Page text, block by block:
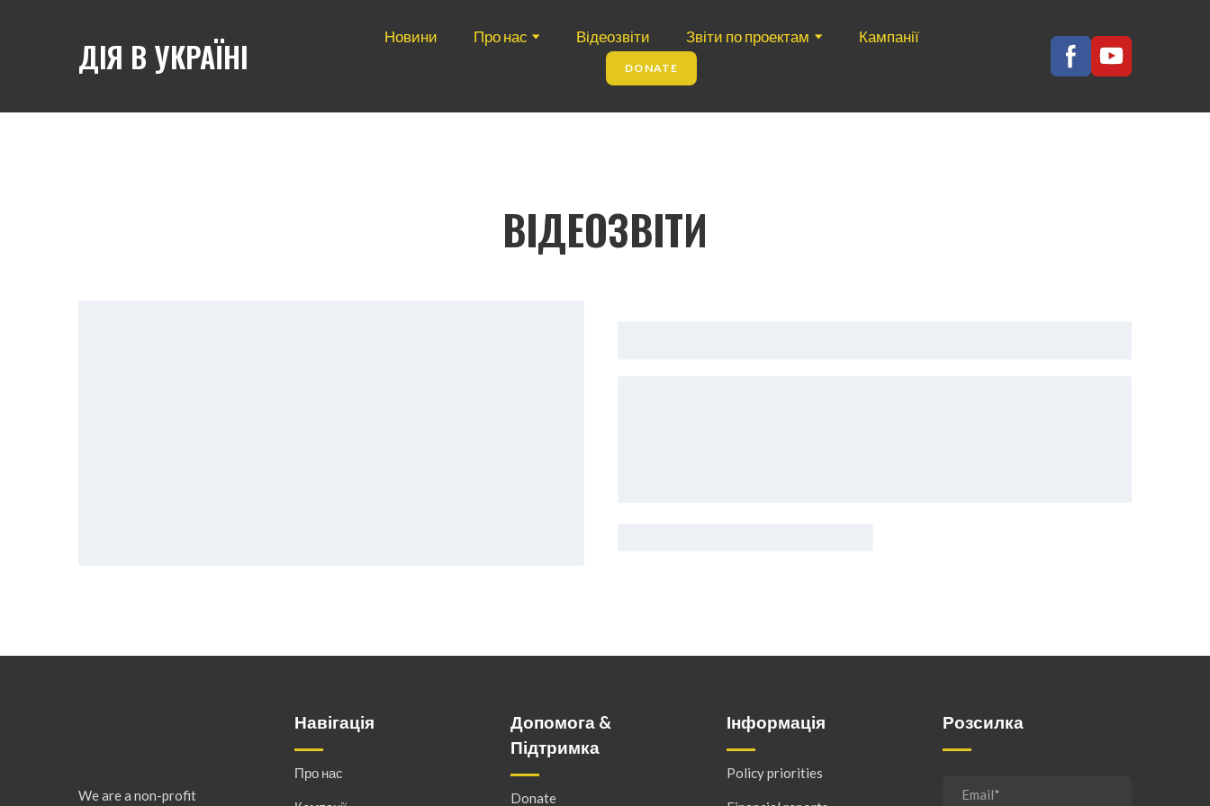
ДІЯ В УКРАЇНІ Новини Про нас Відеозвіти Звіти по проектам Кампанії
DONATE
ВІДЕОЗВІТИ
We are a non-profit
Навігація
Про нас
Допомога &
Підтримка
Donate
Інформація
Policy priorities
Розсилка